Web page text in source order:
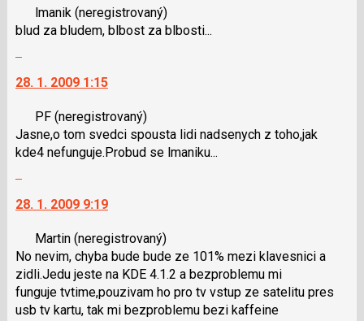
názor.
K
použít
klávesy
N
pro
P
pro
předchozí
nový
názor
lmanik (neregistrovaný)
blud za bludem, blbost za blbosti...
další
názor.
K
navigaci
i
N
pro
následující
a
P
28. 1. 2009 1:15
PF (neregistrovaný)
Jasne,o tom svedci spousta lidi nadsenych z toho,jak
kde4 nefunguje.Probud se lmaniku...
další
názor.
K
navigaci
lze
použít
28. 1. 2009 9:19
Martin (neregistrovaný)
No nevim, chyba bude bude ze 101% mezi klavesnici a
zidli.Jedu jeste na KDE 4.1.2 a bezproblemu mi
funguje tvtime,pouzivam ho pro tv vstup ze satelitu pres
usb tv kartu, tak mi bezproblemu bezi kaffeine